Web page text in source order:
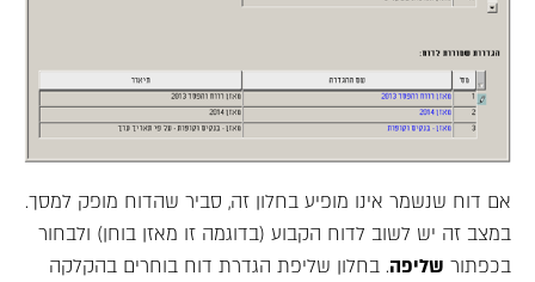
אם דוח שנשמר אינו מופיע בחלון זה, סביר שהדוח מופק למסך.
במצב זה יש לשוב לדוח הקבוע (בדוגמה זו מאזן בוחן) ולבחור
בכפתור שליפה. בחלון שליפת הגדרת דוח בוחרים בהקלקה